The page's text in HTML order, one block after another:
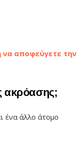
να αποφεύγετε την
ακρόασης;
ένα άλλο άτομο